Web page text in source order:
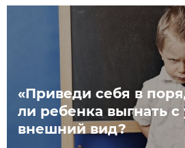
«Приведи себя в
ли ребенка выгнать с
внешний вид?